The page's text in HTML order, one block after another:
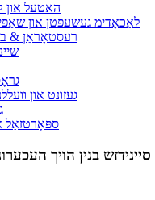
האטעל און
לאַכאָדימ געשעפטן און
רעסטאָראַן &
געזונט און
ספּאָרטזאַל
בנין הויך